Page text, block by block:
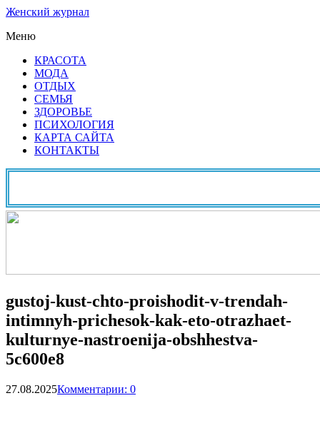
Женский журнал
Меню
КРАСОТА
МОДА
ОТДЫХ
СЕМЬЯ
ЗДОРОВЬЕ
ПСИХОЛОГИЯ
КАРТА САЙТА
КОНТАКТЫ
gustoj-kust-chto-proishodit-v-trendah-
intimnyh-prichesok-kak-eto-otrazhaet-
kulturnye-nastroenija-obshhestva-
5c600e8
27.08.2025Комментарии: 0